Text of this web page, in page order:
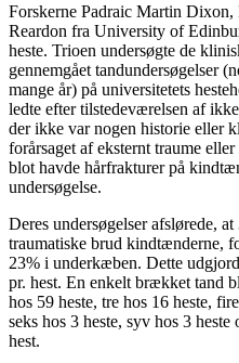
Forskerne Padraic Martin
Reardon fra University of
heste. Trioen undersøgte de
gennemgået tandundersøgelser
mange år) på universitetets
ledte efter tilstedeværelsen af
der ikke var nogen historie eller
forårsaget af eksternt traume
blot havde hårfrakturer på
undersøgelse.
Deres undersøgelser afslørede,
traumatiske brud kindtænderne,
23% i underkæben. Dette
pr. hest. En enkelt brækket tand
hos 59 heste, tre hos 16 heste,
seks hos 3 heste, syv hos 3
hest.